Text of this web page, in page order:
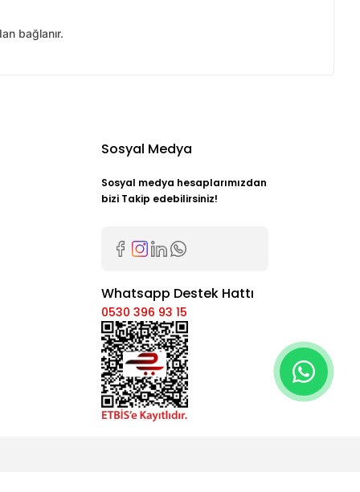
bağlanır.
Sosyal Medya
Sosyal medya hesaplarımızdan
bizi Takip edebilirsiniz!
Whatsapp Destek Hattı
0530 396 93 15